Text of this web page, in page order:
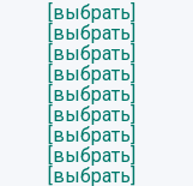
[выбрать]
[выбрать]
[выбрать]
[выбрать]
[выбрать]
[выбрать]
[выбрать]
[выбрать]
[выбрать]